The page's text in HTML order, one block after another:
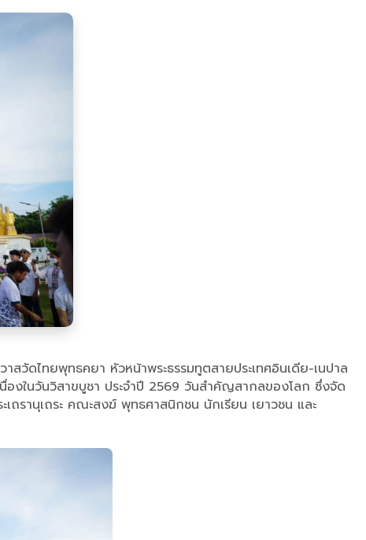
ดไทยพุทธคยา หัวหน้าพระธรรมทูตสายประเทศอินเดีย-เนปาล
องในวันวิสาขบูชา ประจำปี 2569 วันสำคัญสากลของโลก ซึ่งจัด
รานุเถระ คณะสงฆ์ พุทธศาสนิกชน นักเรียน เยาวชน และ